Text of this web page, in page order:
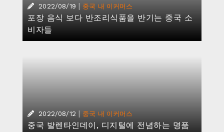
2022/08/19 | 중국 내 이커머스
포장 음식 보다 반조리식품을 반기는 중국 소
비자들
2022/08/12 | 중국 내 이커머스
중국 발렌타인데이, 디지털에 전념하는 명품